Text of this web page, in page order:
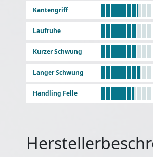
Kantengriff
Laufruhe
Kurzer Schwung
Langer Schwung
Handling Felle